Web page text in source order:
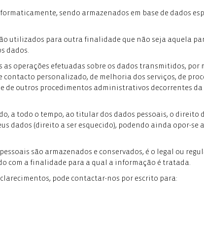
sendo armazenados em base de dados
utilizados para outra finalidade que não seja aquela
dados.
operações efetuadas sobre os dados transmitidos, por
personalizado, de melhoria dos serviços, de
de outros procedimentos administrativos decorrentes da
a todo o tempo, ao titular dos dados pessoais, o direito
dados (direito a ser esquecido), podendo ainda opor-se
são armazenados e conservados, é o legal ou
com a finalidade para a qual a informação é tratada.
pode contactar-nos por escrito para: